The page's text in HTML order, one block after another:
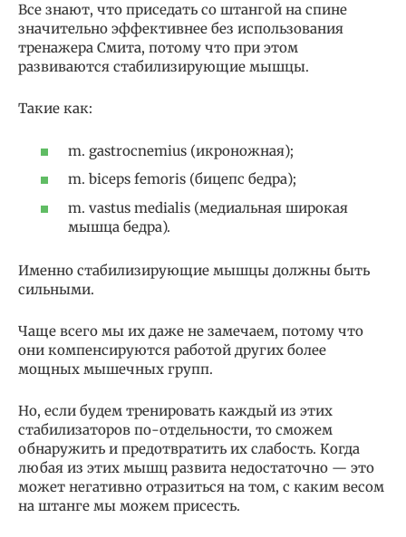
Все знают, что приседать со штангой на спине
значительно эффективнее без использования
тренажера Смита, потому что при этом
развиваются стабилизирующие мышцы.
Такие как:
m. gastrocnemius (икроножная);
m. biceps femoris (бицепс бедра);
m. vastus medialis (медиальная широкая
мышца бедра).
Именно стабилизирующие мышцы должны быть
сильными.
Чаще всего мы их даже не замечаем, потому что
они компенсируются работой других более
мощных мышечных групп.
Но, если будем тренировать каждый из этих
стабилизаторов по-отдельности, то сможем
обнаружить и предотвратить их слабость. Когда
любая из этих мышц развита недостаточно — это
может негативно отразиться на том, с каким весом
на штанге мы можем присесть.